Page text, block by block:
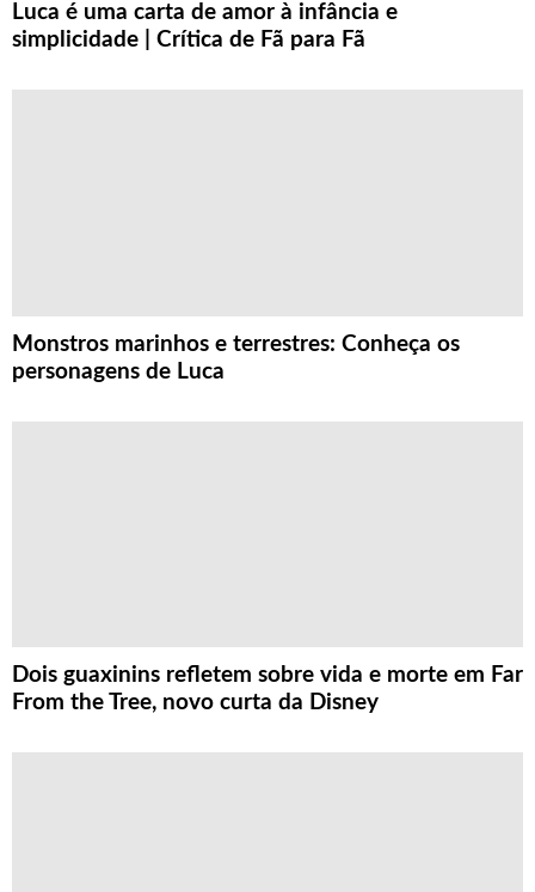
Luca é uma carta de amor à infância e
simplicidade | Crítica de Fã para Fã
Monstros marinhos e terrestres: Conheça os
personagens de Luca
Dois guaxinins refletem sobre vida e morte em Far
From the Tree, novo curta da Disney